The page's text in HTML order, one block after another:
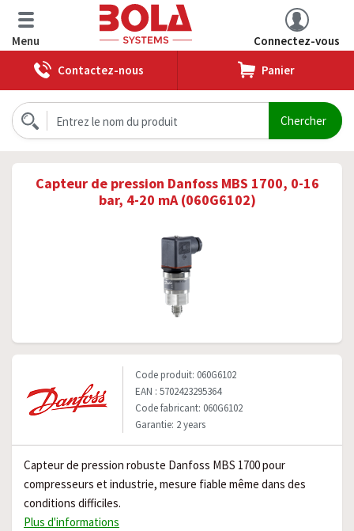
Menu
Connectez-vous
Contactez-nous
Panier
Capteur de pression Danfoss MBS 1700, 0-16
bar, 4-20 mA (060G6102)
Code produit: 060G6102
EAN : 5702423295364
Code fabricant: 060G6102
Garantie: 2 years
Capteur de pression robuste Danfoss MBS 1700 pour
compresseurs et industrie, mesure fiable même dans des
conditions difficiles.
Plus d'informations